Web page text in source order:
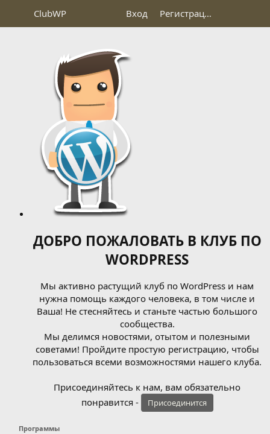
ClubWP Вход Регистрация
ДОБРО ПОЖАЛОВАТЬ В КЛУБ ПО
WORDPRESS
Мы активно растущий клуб по WordPress и нам
нужна помощь каждого человека, в том числе и
Ваша! Не стесняйтесь и станьте частью большого
сообщества.
Мы делимся новостями, отытом и полезными
советами! Пройдите простую регистрацию, чтобы
пользоваться всеми возможностями нашего клуба.
Присоединяйтесь к нам, вам обязательно
понравится -
Присоединится
Программы